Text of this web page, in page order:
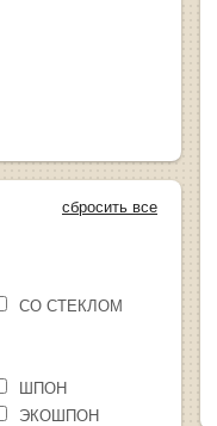
сбросить все
СО СТЕКЛОМ
ШПОН
ЭКОШПОН